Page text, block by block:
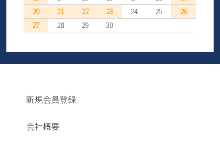
20
21 22 23 24 25
26
27
28 29 30
新規会員登録
会社概要